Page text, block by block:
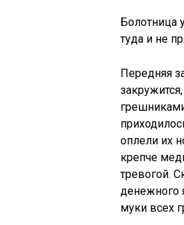
Болотница
туда и не
Передняя
оплели их
крепче
тревогой.
денежного
муки всех